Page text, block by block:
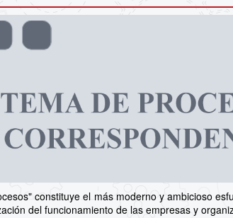
constituye el más moderno y ambicioso
del funcionamiento de las empresas y